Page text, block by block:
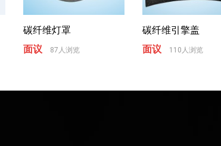
碳纤维灯罩
面议
87人浏览
碳纤维引擎盖
面议
110人浏览